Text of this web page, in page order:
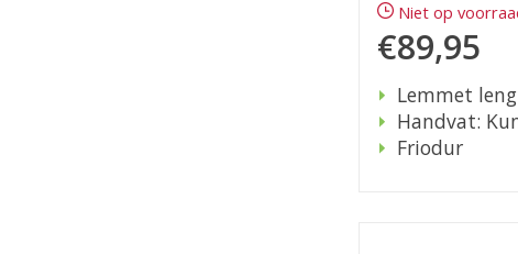
Niet op
€89,95
Lemmet
Handvat:
Friodur